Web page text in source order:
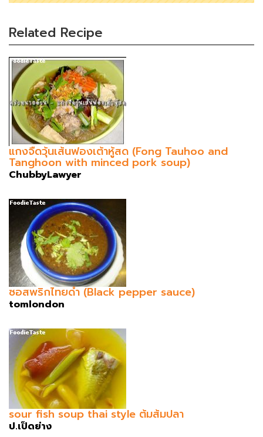
Related Recipe
แกงจืดวุ้นเส้นฟองเต้าหู้สด (Fong Tauhoo and
Tanghoon with minced pork soup)
ChubbyLawyer
ซอสพริกไทยดำ (Black pepper sauce)
tomlondon
sour fish soup thai style ต้มส้มปลา
ป.เป็ดย่าง